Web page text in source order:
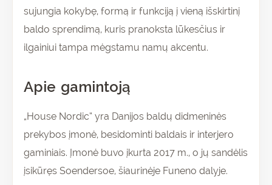
sujungia kokybę, formą ir funkciją į vieną išskirtinį
baldo sprendimą, kuris pranoksta lūkesčius ir
ilgainiui tampa mėgstamu namų akcentu.
Apie gamintoją
„House Nordic“ yra Danijos baldų didmeninės
prekybos įmonė, besidominti baldais ir interjero
gaminiais. Įmonė buvo įkurta 2017 m., o jų sandėlis
įsikūręs Soendersoe, šiaurinėje Funeno dalyje.